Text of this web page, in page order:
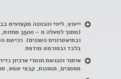
ייעוץ, ליווי והכוונה מקצועית
(מתוך
ובתיאטרונים השונים). רכישת
בלבד ובפורמט מודפס.
איתור והנגשת חומרי ארכיון
מסמכים, תמונות, קבצי שמע,